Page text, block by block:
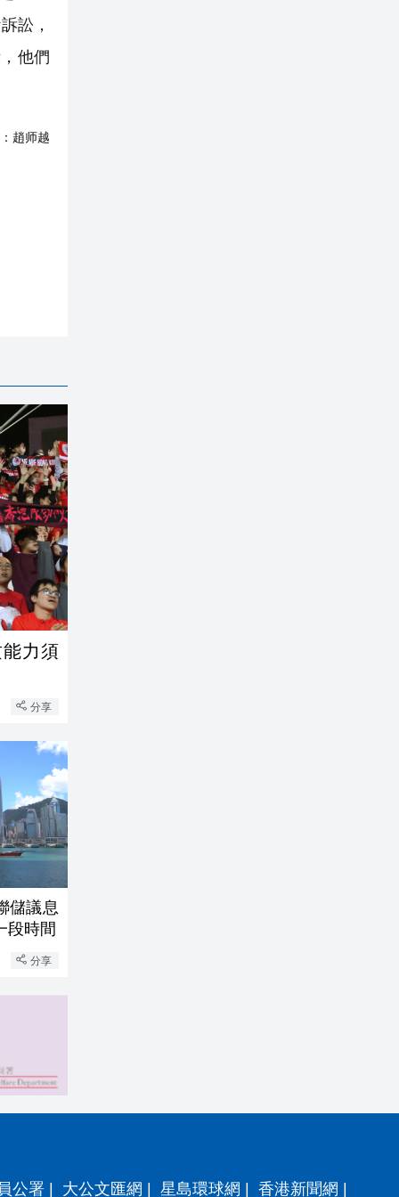
訟，
他們
趙师越
力須
分享
儲議息
段時間
分享
公署 大公文匯網 星島環球網 香港新聞網